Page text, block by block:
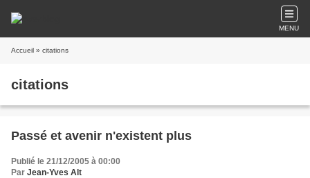
MENU
Accueil » citations
citations
Passé et avenir n'existent plus
Publié le 21/12/2005 à 00:00
Par Jean-Yves Alt